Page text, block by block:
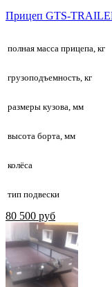
Прицеп GTS-
полная масса прицепа, кг
грузоподъемность, кг
размеры кузова, мм
высота борта, мм
колёса
тип подвески
80 500 руб